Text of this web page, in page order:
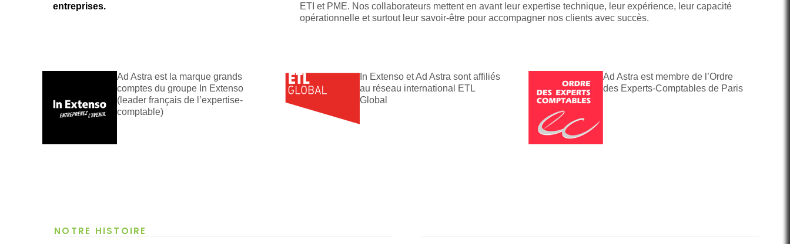
entreprises.
ETI et PME. Nos collaborateurs mettent en avant leur expertise technique, leur expérience, leur capacité
opérationnelle et surtout leur savoir-être pour accompagner nos clients avec succès.
Ad Astra est la marque grands
comptes du groupe In Extenso
(leader français de l’expertise-
comptable)
In Extenso et Ad Astra sont affiliés
au réseau international ETL
Global
Ad Astra est membre de l’Ordre
des Experts-Comptables de Paris
NOTRE HISTOIRE